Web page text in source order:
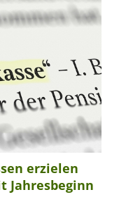
erzielen
Jahresbeginn